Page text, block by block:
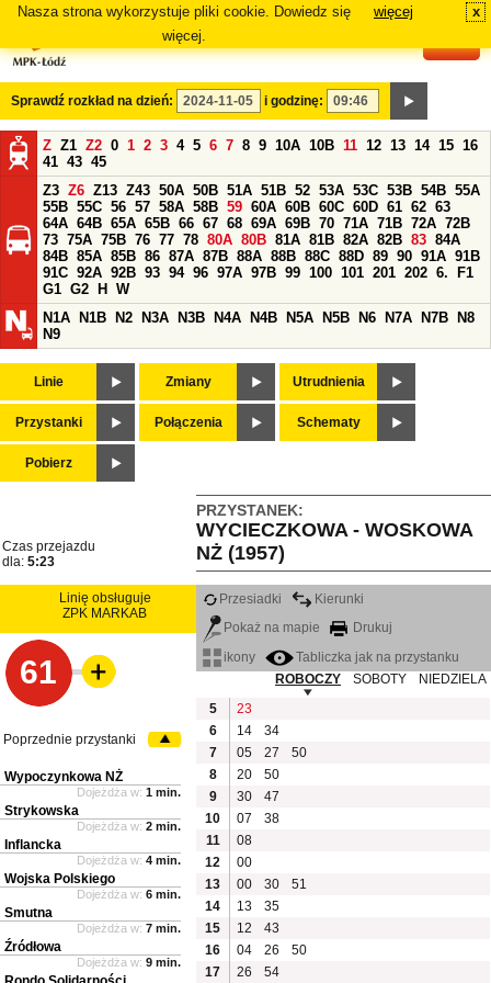
Nasza strona wykorzystuje pliki cookie. Dowiedz się
więcej.
więcej x
Sprawdź rozkład na dzień: i godzinę:
Z Z1 Z2 0 1 2 3 4 5 6 7 8 9 10A 10B 11 12 13 14 15 16
41 43 45
Z3 Z6 Z13 Z43 50A 50B 51A 51B 52 53A 53C 53B 54B 55A
55B 55C 56 57 58A 58B 59 60A 60B 60C 60D 61 62 63
64A 64B 65A 65B 66 67 68 69A 69B 70 71A 71B 72A 72B
73 75A 75B 76 77 78 80A 80B 81A 81B 82A 82B 83 84A
84B 85A 85B 86 87A 87B 88A 88B 88C 88D 89 90 91A 91B
91C 92A 92B 93 94 96 97A 97B 99 100 101 201 202 6.
F1
G1 G2 H
W
N1A
N1B N2 N3A N3B N4A N4B N5A N5B N6 N7A N7B
N8
N9
Linie Zmiany Utrudnienia
Przystanki Połączenia Schematy
Pobierz
PRZYSTANEK:
WYCIECZKOWA - WOSKOWA
NŻ (1957)
Czas przejazdu
dla: 5:23
Linię obsługuje
ZPK MARKAB
61
Przesiadki
Kierunki
Pokaż na mapie
Drukuj
ikony
Tabliczka jak na przystanku
ROBOCZY
SOBOTY
NIEDZIELA
5
23
6
14
34
7
05 27
50
8
20
50
9
30
47
10
07
38
11
08
12
00
13
00 30
51
14
13
35
15
12
43
16
04 26
50
17
26 54
Poprzednie przystanki
Wypoczynkowa NŻ
Dojeżdża w: 1 min.
Strykowska
Dojeżdża w: 2 min.
Inflancka
Dojeżdża w: 4 min.
Wojska Polskiego
Dojeżdża w: 6 min.
Smutna
Dojeżdża w: 7 min.
Źródłowa
Dojeżdża w: 9 min.